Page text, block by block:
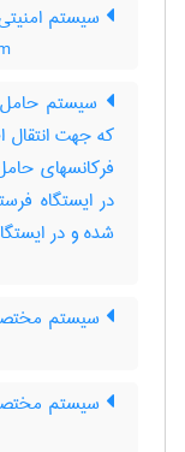
سیستم
سیستم
که جهت انتقال
فرکانسهای
در ایستگاه
شده و در
سیستم
سیستم